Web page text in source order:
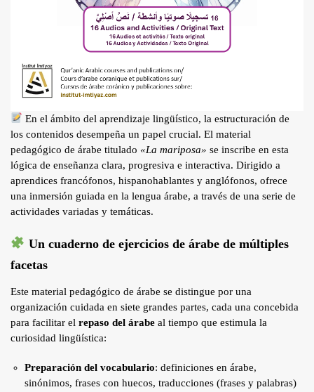
En el ámbito del aprendizaje lingüístico, la estructuración de
los contenidos desempeña un papel crucial. El material
pedagógico de árabe titulado «La mariposa» se inscribe en esta
lógica de enseñanza clara, progresiva e interactiva. Dirigido a
aprendices francófonos, hispanohablantes y anglófonos, ofrece
una inmersión guiada en la lengua árabe, a través de una serie de
actividades variadas y temáticas.
Un cuaderno de ejercicios de árabe de múltiples
facetas
Este material pedagógico de árabe se distingue por una
organización cuidada en siete grandes partes, cada una concebida
para facilitar el repaso del árabe al tiempo que estimula la
curiosidad lingüística:
Preparación del vocabulario: definiciones en árabe,
sinónimos, frases con huecos, traducciones (frases y palabras)